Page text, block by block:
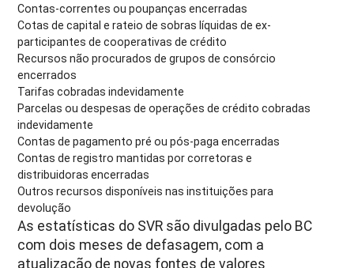
Contas-correntes ou poupanças encerradas
Cotas de capital e rateio de sobras líquidas de ex-
participantes de cooperativas de crédito
Recursos não procurados de grupos de consórcio
encerrados
Tarifas cobradas indevidamente
Parcelas ou despesas de operações de crédito cobradas
indevidamente
Contas de pagamento pré ou pós-paga encerradas
Contas de registro mantidas por corretoras e
distribuidoras encerradas
Outros recursos disponíveis nas instituições para
devolução
As estatísticas do SVR são divulgadas pelo BC
com dois meses de defasagem, com a
atualização de novas fontes de valores